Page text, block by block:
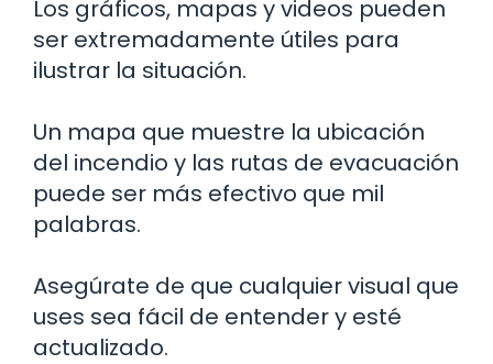
Los gráficos, mapas y videos pueden
ser extremadamente útiles para
ilustrar la situación.
Un mapa que muestre la ubicación
del incendio y las rutas de evacuación
puede ser más efectivo que mil
palabras.
Asegúrate de que cualquier visual que
uses sea fácil de entender y esté
actualizado.